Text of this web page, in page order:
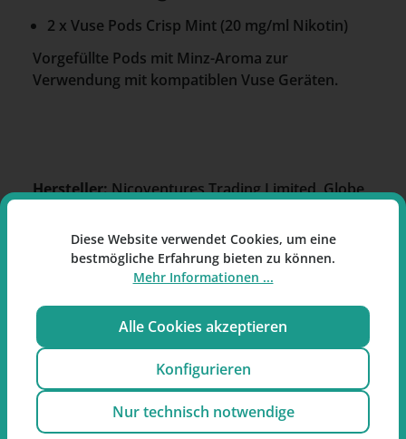
2 x Vuse Pods Crisp Mint (20 mg/ml Nikotin)
Vorgefüllte Pods mit Minz-Aroma zur
Verwendung mit kompatiblen Vuse Geräten.
Hersteller:Nicoventures Trading Limited, Globe
United Kingdom
Importeur:BAT Germany GmbH, Alsterufer 4,
20354 Hamburg
Kontakt:
info.de@vuse.com
Einordnung nach CLP- und
REACH-Verordnung
Diese Website verwendet Cookies, um eine
bestmögliche Erfahrung bieten zu können.
Mehr Informationen ...
Alle Cookies akzeptieren
Konfigurieren
Nur technisch notwendige